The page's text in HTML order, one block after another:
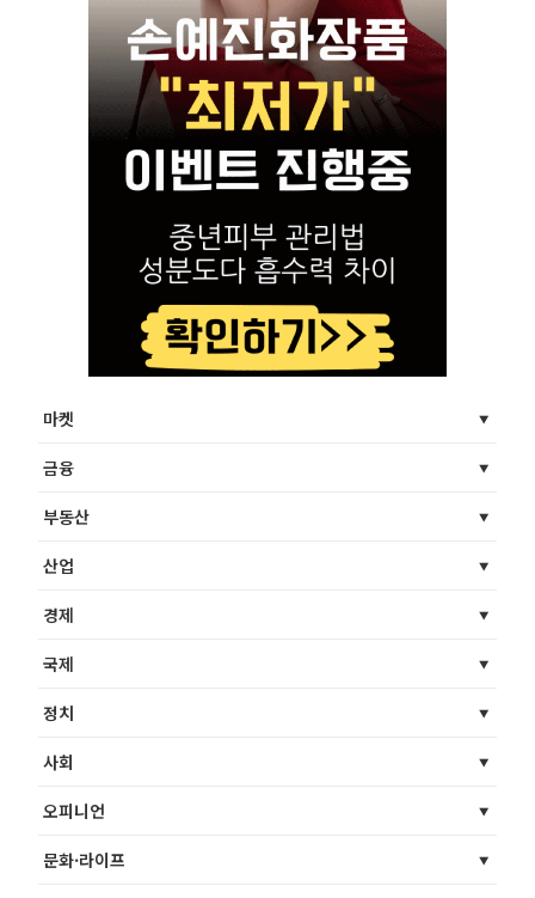
마켓
금융
부동산
산업
경제
국제
정치
사회
오피니언
문화·라이프